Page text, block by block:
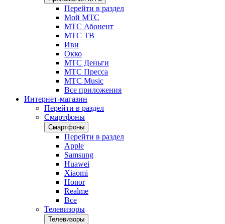
Перейти в раздел
Мой МТС
МТС Абонент
МТС ТВ
Иви
Окко
МТС Деньги
МТС Пресса
МТС Music
Все приложения
Интернет-магазин
Перейти в раздел
Смартфоны
Смартфоны
Перейти в раздел
Apple
Samsung
Huawei
Xiaomi
Honor
Realme
Все
Телевизоры
Телевизоры